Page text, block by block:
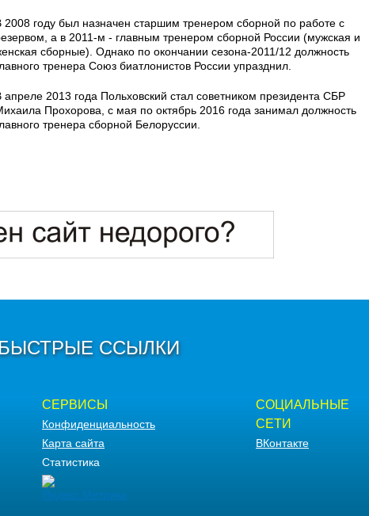
2008 году был назначен старшим тренером сборной по работе с
а в 2011-м - главным тренером сборной России (мужская и
сборные). Однако по окончании сезона-2011/12 должность
тренера Союз биатлонистов России упразднил.
апреле 2013 года Польховский стал советником президента СБР
Прохорова, с мая по октябрь 2016 года занимал должность
тренера сборной Белоруссии.
ССЫЛКИ
СЕРВИСЫ
Конфиденциальность
Карта сайта
Статистика
СОЦИАЛЬНЫЕ
СЕТИ
ВКонтакте